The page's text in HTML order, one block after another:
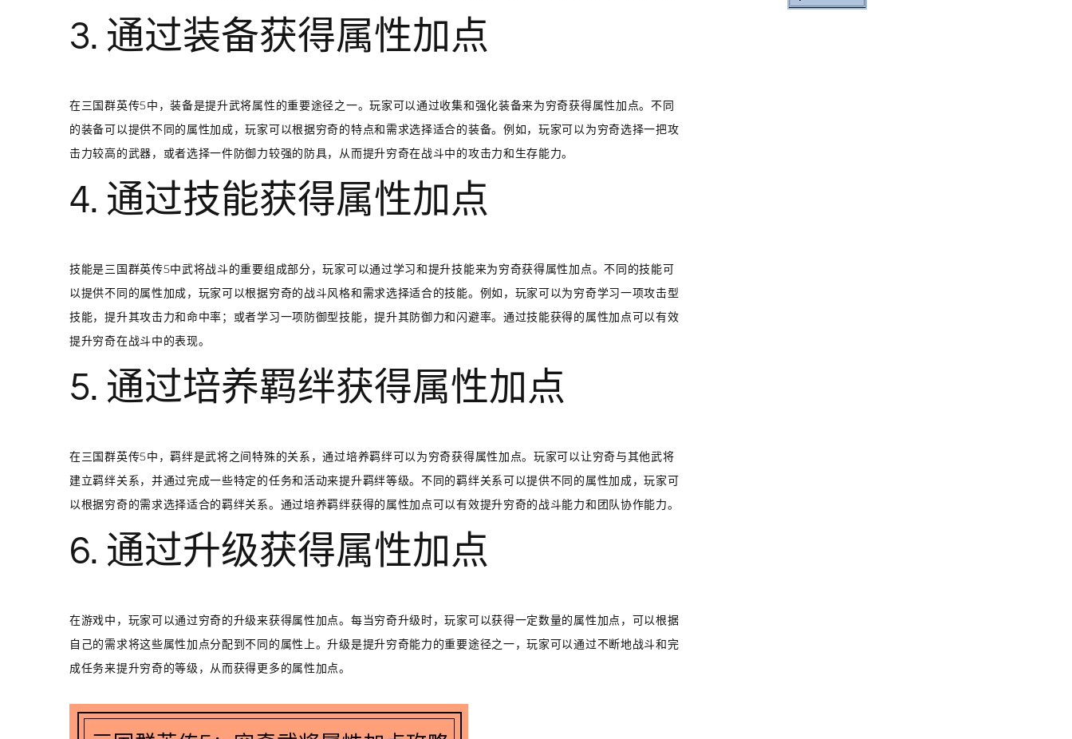
3. 通过装备获得属性加点
在三国群英传5中，装备是提升武将属性的重要途径之一。玩家可以通过收集和强化装备来为穷奇获得属性加点。不同
的装备可以提供不同的属性加成，玩家可以根据穷奇的特点和需求选择适合的装备。例如，玩家可以为穷奇选择一把攻
击力较高的武器，或者选择一件防御力较强的防具，从而提升穷奇在战斗中的攻击力和生存能力。
4. 通过技能获得属性加点
技能是三国群英传5中武将战斗的重要组成部分，玩家可以通过学习和提升技能来为穷奇获得属性加点。不同的技能可
以提供不同的属性加成，玩家可以根据穷奇的战斗风格和需求选择适合的技能。例如，玩家可以为穷奇学习一项攻击型
技能，提升其攻击力和命中率；或者学习一项防御型技能，提升其防御力和闪避率。通过技能获得的属性加点可以有效
提升穷奇在战斗中的表现。
5. 通过培养羁绊获得属性加点
在三国群英传5中，羁绊是武将之间特殊的关系，通过培养羁绊可以为穷奇获得属性加点。玩家可以让穷奇与其他武将
建立羁绊关系，并通过完成一些特定的任务和活动来提升羁绊等级。不同的羁绊关系可以提供不同的属性加成，玩家可
以根据穷奇的需求选择适合的羁绊关系。通过培养羁绊获得的属性加点可以有效提升穷奇的战斗能力和团队协作能力。
6. 通过升级获得属性加点
在游戏中，玩家可以通过穷奇的升级来获得属性加点。每当穷奇升级时，玩家可以获得一定数量的属性加点，可以根据
自己的需求将这些属性加点分配到不同的属性上。升级是提升穷奇能力的重要途径之一，玩家可以通过不断地战斗和完
成任务来提升穷奇的等级，从而获得更多的属性加点。